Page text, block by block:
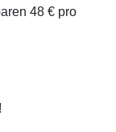
48 € pro